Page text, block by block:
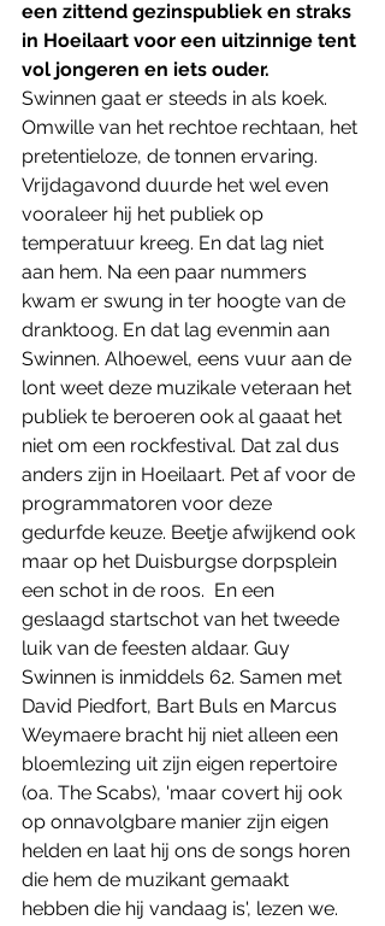
een zittend gezinspubliek en straks
in Hoeilaart voor een uitzinnige tent
vol jongeren en iets ouder.
Swinnen gaat er steeds in als koek.
Omwille van het rechtoe rechtaan, het
pretentieloze, de tonnen ervaring.
Vrijdagavond duurde het wel even
vooraleer hij het publiek op
temperatuur kreeg. En dat lag niet
aan hem. Na een paar nummers
kwam er swung in ter hoogte van de
dranktoog. En dat lag evenmin aan
Swinnen. Alhoewel, eens vuur aan de
lont weet deze muzikale veteraan het
publiek te beroeren ook al gaaat het
niet om een rockfestival. Dat zal dus
anders zijn in Hoeilaart. Pet af voor de
programmatoren voor deze
gedurfde keuze. Beetje afwijkend ook
maar op het Duisburgse dorpsplein
een schot in de roos.  En een
geslaagd startschot van het tweede
luik van de feesten aldaar. Guy
Swinnen is inmiddels 62. Samen met
David Piedfort, Bart Buls en Marcus
Weymaere bracht hij niet alleen een
bloemlezing uit zijn eigen repertoire
(oa. The Scabs), 'maar covert hij ook
op onnavolgbare manier zijn eigen
helden en laat hij ons de songs horen
die hem de muzikant gemaakt
hebben die hij vandaag is', lezen we.